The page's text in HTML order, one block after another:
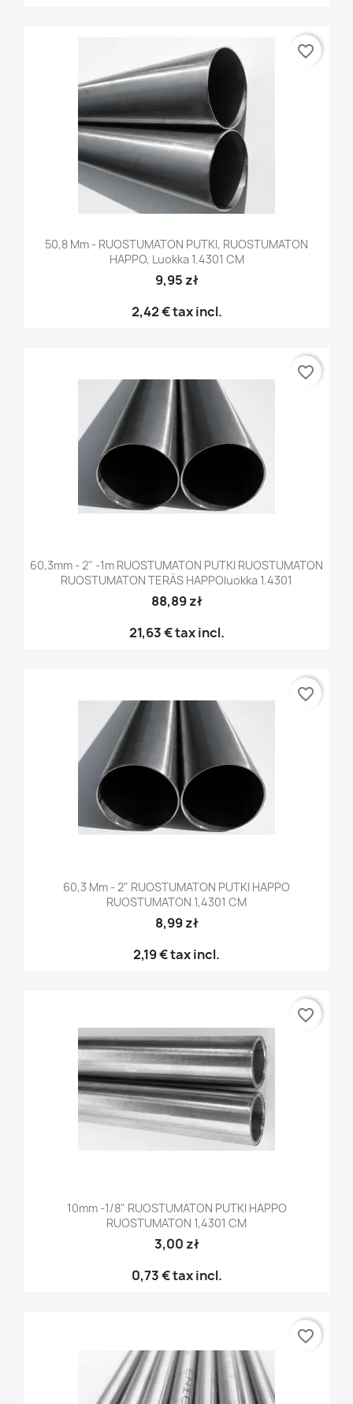
50,8 Mm - RUOSTUMATON PUTKI, RUOSTUMATON
HAPPO, Luokka 1.4301 CM
9,95 zł
2,42 €tax incl.
favorite_border
60,3mm - 2" -1m RUOSTUMATON PUTKI RUOSTUMATON
RUOSTUMATON TERÄS HAPPOluokka 1.4301
88,89 zł
21,63 €tax incl.
favorite_border
60,3 Mm - 2" RUOSTUMATON PUTKI HAPPO
RUOSTUMATON 1,4301 CM
8,99 zł
2,19 €tax incl.
favorite_border
10mm -1/8" RUOSTUMATON PUTKI HAPPO
RUOSTUMATON 1,4301 CM
3,00 zł
0,73 €tax incl.
favorite_border
favorite_border